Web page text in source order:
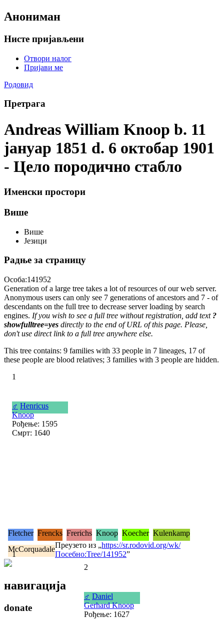
Анониман
Нисте пријављени
Отвори налог
Пријави ме
Родовид
Претрага
Andreas William Knoop b. 11
јануар 1851 d. 6 октобар 1901
- Цело породично стабло
Именски простори
Више
Више
Језици
Радње за страницу
Особа:141952
Generation of a large tree takes a lot of resources of our web server.
Anonymous users can only see 7 generations of ancestors and 7 - of
descendants on the full tree to decrease server loading by search
engines. If you wish to see a full tree without registration, add text ?
showfulltree=yes directly to the end of URL of this page. Please,
don't use direct link to a full tree anywhere else.
This tree contains: 9 families with 33 people in 7 lineages, 17 of
these people are blood relatives; 3 families with 3 people are hidden.
1
♂ Henricus
Knoop
Рођење: 1595
Смрт: 1640
1
2
♂ Daniel
Gerhard Knoop
Рођење: 1627
Fletcher Frencks Frerichs Knoop Koecher Kulenkamp
McCorquadaleПреузето из „https://sr.rodovid.org/wk/
Посебно:Tree/141952”
навигација
donate